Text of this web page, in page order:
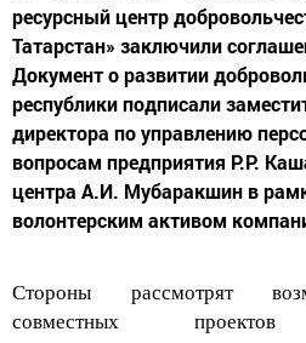
ресурсный центр
Татарстан» заключили
Документ о развитии
республики подписали
директора по управлению
вопросам предприятия Р.Р.
центра А.И. Мубаракшин в
волонтерским активом
Стороны рассмотрят
совместных